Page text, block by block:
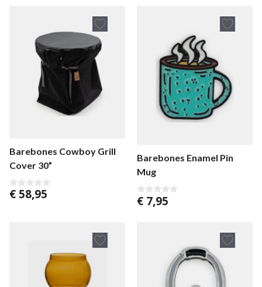
Barebones Cowboy Grill
Cover 30”
0
5
€ 58,95
Barebones Enamel Pin
Mug
0
n
€ 7,95